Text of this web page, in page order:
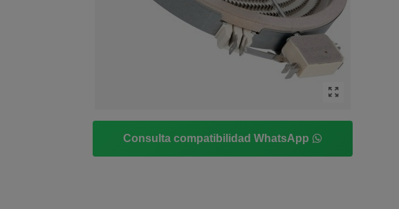
Consulta compatibilidad WhatsApp